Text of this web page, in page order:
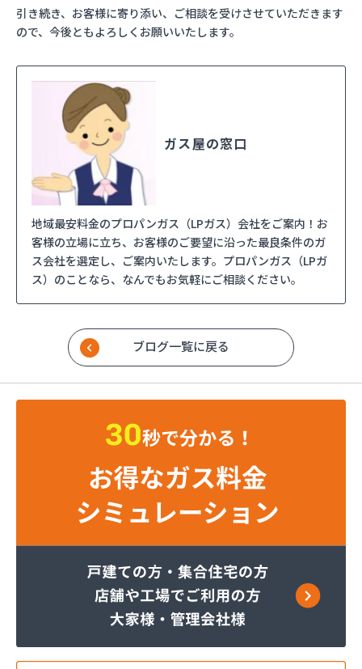
引き続き、お客様に寄り添い、ご相談を受けさせていただきます
ので、今後ともよろしくお願いいたします。
ガス屋の窓口
地域最安料金のプロパンガス（LPガス）会社をご案内！お
客様の立場に立ち、お客様のご要望に沿った最良条件のガ
ス会社を選定し、ご案内いたします。プロパンガス（LPガ
ス）のことなら、なんでもお気軽にご相談ください。
ブログ一覧に戻る